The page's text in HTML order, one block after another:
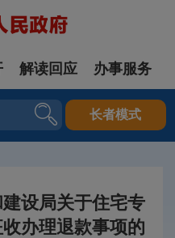
解读回应 办事服务
长者模式
设局关于住宅专
办理退款事项的